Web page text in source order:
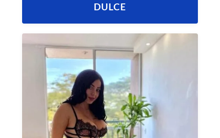
DULCE